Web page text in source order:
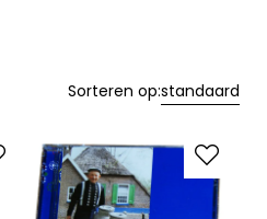
Sorteren op:standaard